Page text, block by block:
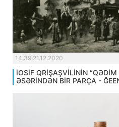
14:39 21.12.2020
İOSİF QRİŞAŞVİLİNİN
ƏSƏRİNDƏN BİR PARÇA -